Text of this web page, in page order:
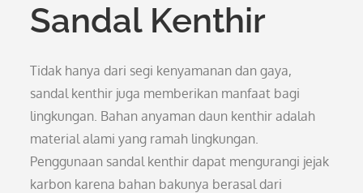
Sandal Kenthir
Tidak hanya dari segi kenyamanan dan gaya,
sandal kenthir juga memberikan manfaat bagi
lingkungan. Bahan anyaman daun kenthir adalah
material alami yang ramah lingkungan.
Penggunaan sandal kenthir dapat mengurangi jejak
karbon karena bahan bakunya berasal dari